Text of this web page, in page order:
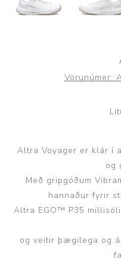
Vörunúmer:
Altra Voyager er klár í
og
Með gripgóðum
hannaður fyrir
Altra EGO™ P35
og veitir þægilega og